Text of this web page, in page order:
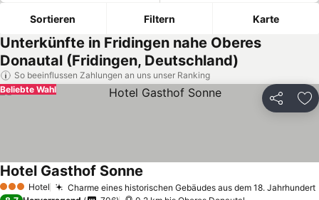
Sortieren Filtern Karte
Unterkünfte in Fridingen nahe Oberes
Donautal (Fridingen, Deutschland)
So beeinflussen Zahlungen an uns unser Ranking
Teilen
Beliebte Wahl
3 SterneHotel Charme eines historischen Gebäudes aus dem 18. Jahrhundert
Hotel Gasthof Sonne